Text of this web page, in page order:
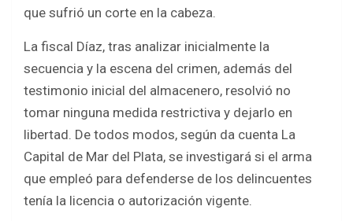
que sufrió un corte en la cabeza.
La fiscal Díaz, tras analizar inicialmente la
secuencia y la escena del crimen, además del
testimonio inicial del almacenero, resolvió no
tomar ninguna medida restrictiva y dejarlo en
libertad. De todos modos, según da cuenta La
Capital de Mar del Plata, se investigará si el arma
que empleó para defenderse de los delincuentes
tenía la licencia o autorización vigente.